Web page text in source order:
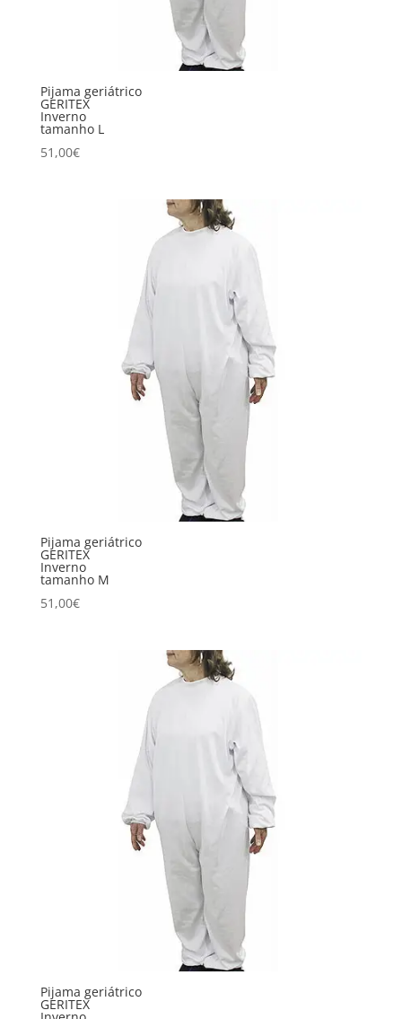
Pijama geriátrico
GERITEX
Inverno
tamanho L
51,00€
Pijama geriátrico
GERITEX
Inverno
tamanho M
51,00€
Pijama geriátrico
GERITEX